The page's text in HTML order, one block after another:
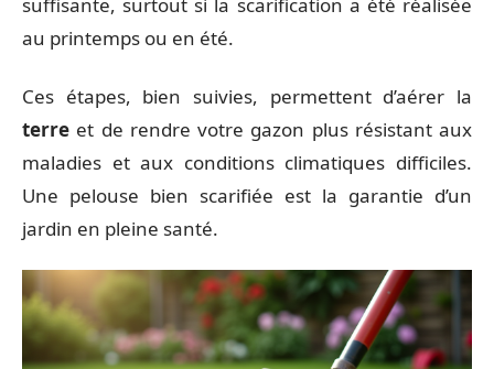
au printemps ou en été.
Ces étapes, bien suivies, permettent d’aérer la
terre et de rendre votre gazon plus résistant aux
maladies et aux conditions climatiques difficiles.
Une pelouse bien scarifiée est la garantie d’un
jardin en pleine santé.